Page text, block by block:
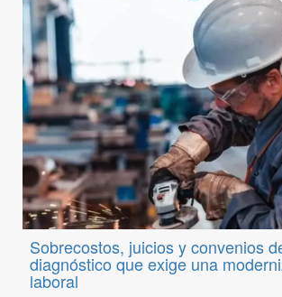
Sobrecostos, juicios y convenios
diagnóstico que exige una
laboral